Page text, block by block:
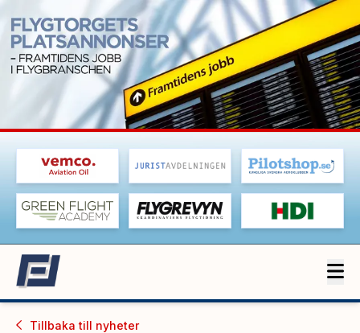
Tillbaka till nyheter